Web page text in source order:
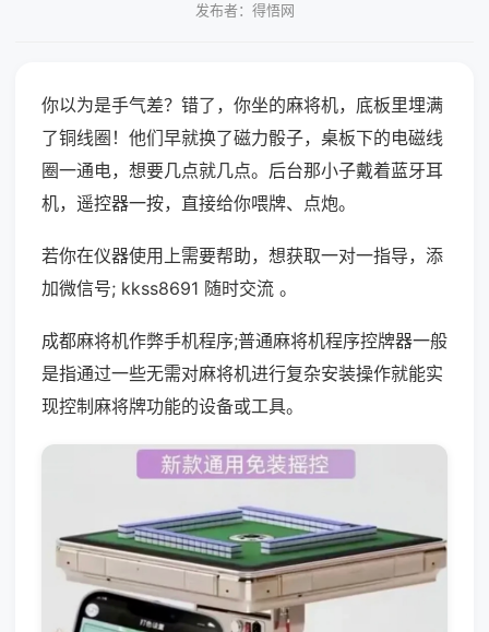
发布者：得悟网
你以为是手气差？错了，你坐的麻将机，底板里埋满
了铜线圈！他们早就换了磁力骰子，桌板下的电磁线
圈一通电，想要几点就几点。后台那小子戴着蓝牙耳
机，遥控器一按，直接给你喂牌、点炮。
若你在仪器使用上需要帮助，想获取一对一指导，添
加微信号; kkss8691 随时交流 。
成都麻将机作弊手机程序;普通麻将机程序控牌器一般
是指通过一些无需对麻将机进行复杂安装操作就能实
现控制麻将牌功能的设备或工具。